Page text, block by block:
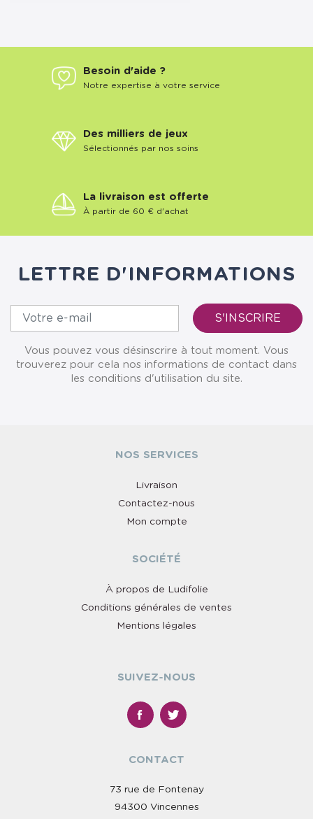
Besoin d'aide ?
Notre expertise à votre service
Des milliers de jeux
Sélectionnés par nos soins
La livraison est offerte
À partir de 60 € d'achat
LETTRE D'INFORMATIONS
Vous pouvez vous désinscrire à tout moment. Vous
trouverez pour cela nos informations de contact dans
les conditions d'utilisation du site.
NOS SERVICES
Livraison
Contactez-nous
Mon compte
SOCIÉTÉ
À propos de Ludifolie
Conditions générales de ventes
Mentions légales
SUIVEZ-NOUS
CONTACT
73 rue de Fontenay
94300 Vincennes